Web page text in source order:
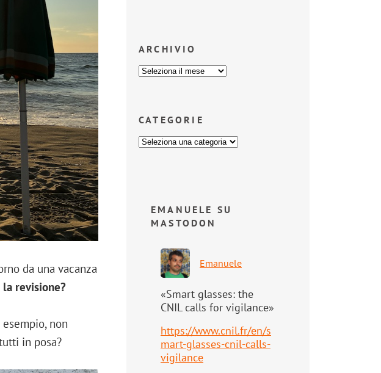
da una vacanza
revisione?
esempio, non
in posa?
ARCHIVIO
CATEGORIE
EMANUELE SU
MASTODON
Emanuele
«Smart glasses: the
CNIL calls for vigilance»
https://www.cnil.fr/en/s
mart-glasses-cnil-calls-
vigilance